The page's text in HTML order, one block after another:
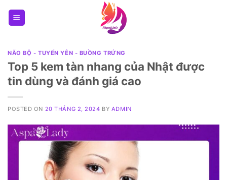
NÃO BỘ - TUYẾN YÊN - BUỒNG TRỨNG
Top 5 kem tàn nhang của Nhật được
tin dùng và đánh giá cao
POSTED ON 20 THÁNG 2, 2024 BY ADMIN